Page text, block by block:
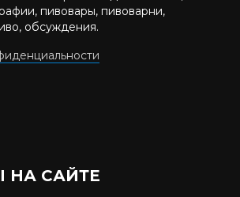
пивовары, пивоварни,
обсуждения.
НА САЙТЕ